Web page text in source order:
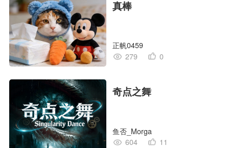
真棒
正帆0459
279
0
奇点之舞
鱼否_Morga
604
11